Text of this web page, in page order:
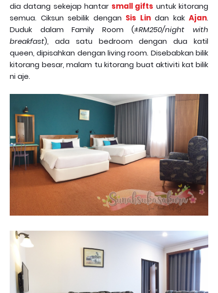
dia datang sekejap hantar small gifts untuk kitorang
semua. Ciksun sebilik dengan Sis Lindan kak Ajan.
Duduk dalam Family Room (±RM250/night with
breakfast), ada satu bedroom dengan dua katil
queen, dipisahkan dengan living room. Disebabkan bilik
kitorang besar, malam tu kitorang buat aktiviti kat bilik
ni aje.